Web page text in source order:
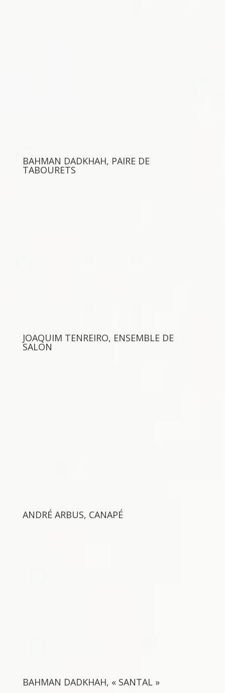
BAHMAN DADKHAH, PAIRE DE
TABOURETS
JOAQUIM TENREIRO, ENSEMBLE DE
SALON
ANDRÉ ARBUS, CANAPÉ
BAHMAN DADKHAH, « SANTAL »